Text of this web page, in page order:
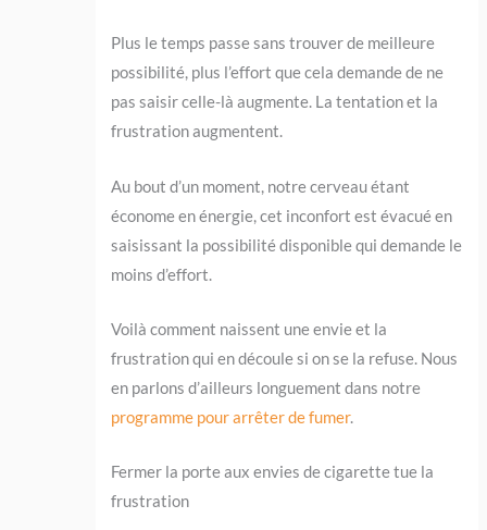
Plus le temps passe sans trouver de meilleure
possibilité, plus l’effort que cela demande de ne
pas saisir celle-là augmente. La tentation et la
frustration augmentent.
Au bout d’un moment, notre cerveau étant
économe en énergie, cet inconfort est évacué en
saisissant la possibilité disponible qui demande le
moins d’effort.
Voilà comment naissent une envie et la
frustration qui en découle si on se la refuse. Nous
en parlons d’ailleurs longuement dans notre
programme pour arrêter de fumer.
Fermer la porte aux envies de cigarette tue la
frustration